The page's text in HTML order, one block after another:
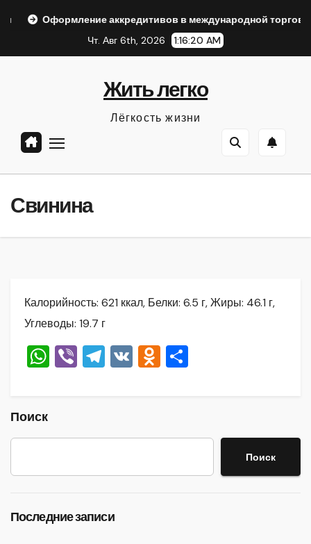
аккредитивов в международной торговле
Чт. Авг 6th, 2026
1:16:21 AM
Жить легко
Лёгкость жизни
Свинина
Калорийность: 621 ккал, Белки: 6.5 г, Жиры: 46.1 г,
Углеводы: 19.7 г
W
A
p
Vi T
a
m
V O
kl
a
в
и
Поиск
Поиск
Последние записи